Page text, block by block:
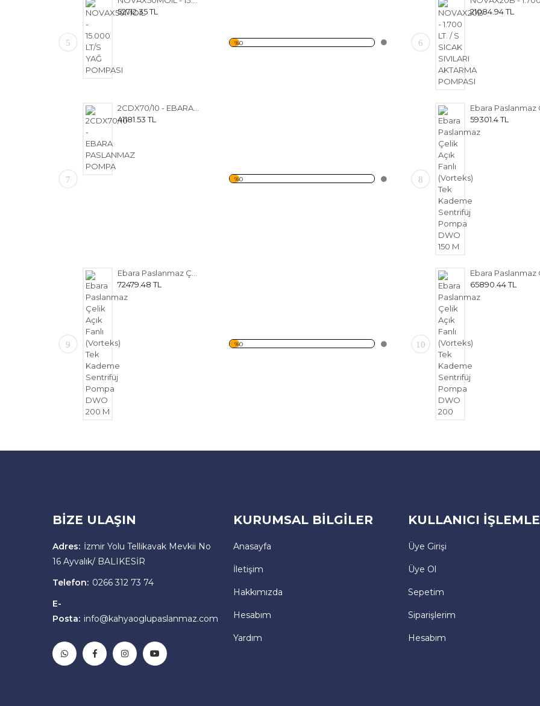
5
52712.35 TL
%0 6
21084.94 TL
7
41181.53 TL
%0 8
59301.4 TL
9
72479.48 TL
%0 10
65890.44 TL
BİZE ULAŞIN
Adres: İzmir Yolu Tellikavak Mevkii No
16 Ayvalık/ BALIKESİR
Telefon: 0266 312 73 74
E-
Posta: info@kahyaoglupaslanmaz.com
KURUMSAL BİLGİLER
Anasayfa
İletişim
Hakkımızda
Hesabım
Yardım
KULLANICI
Üye Girişi
Üye Ol
Sepetim
Siparişlerim
Hesabım